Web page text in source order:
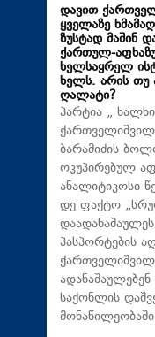
დავით
ყველაზე
ზუსტად მაშინ
ქართულ-
ხელსაყრელ
ხელს. არის თუ
ღალატი?
პარტია „
ბარამიძის
ოკუპირებულ
ანალიტიკოსი
დე ფაქტო
პასპორტების
საქონლის